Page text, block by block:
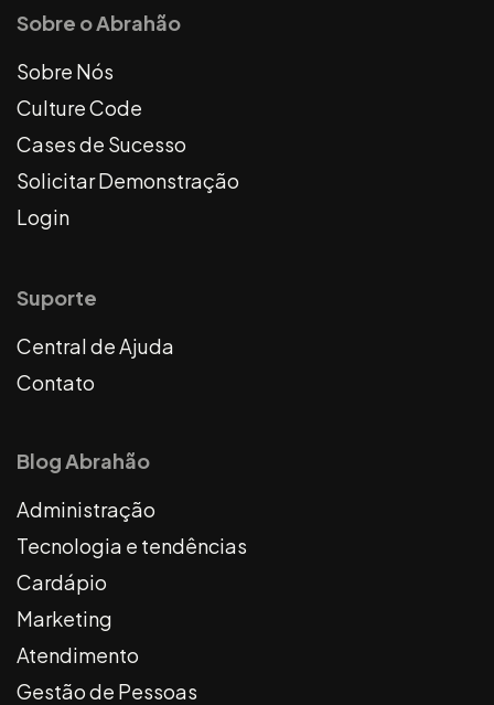
Sobre o Abrahão
Sobre Nós
Culture Code
Cases de Sucesso
Solicitar Demonstração
Login
Suporte
Central de Ajuda
Contato
Blog Abrahão
Administração
Tecnologia e tendências
Cardápio
Marketing
Atendimento
Gestão de Pessoas